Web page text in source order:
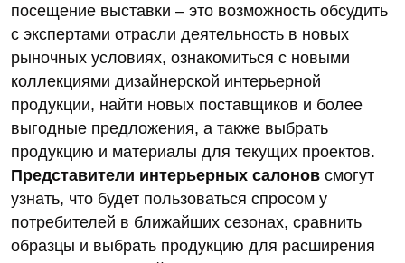
посещение выставки – это возможность обсудить
с экспертами отрасли деятельность в новых
рыночных условиях, ознакомиться с новыми
коллекциями дизайнер­ской интерьерной
продукции, найти новых поставщиков и более
выгодные предложения, а также выбрать
продукцию и материа­лы для текущих проектов.
Представители интерьерных салонов смогут
узнать, что будет пользоваться спросом у
потребителей в ближайших сезонах, сравнить
образцы и выбрать продукцию для расширения